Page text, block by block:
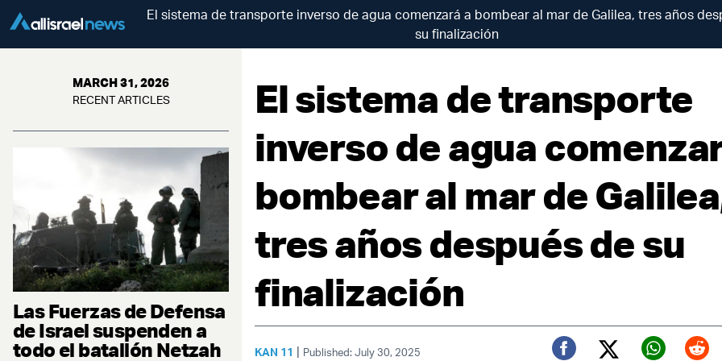
El sistema de transporte inverso de agua comenzará a bombear al mar de Galilea, tres años
su finalización
MARCH 31, 2026
RECENT ARTICLES
Las Fuerzas de Defensa
de Israel suspenden a
todo el batallón Netzah
El sistema de transporte
inverso de agua
bombear al mar de
tres años después de su
finalización
KAN 11 | Published: July 30, 2025